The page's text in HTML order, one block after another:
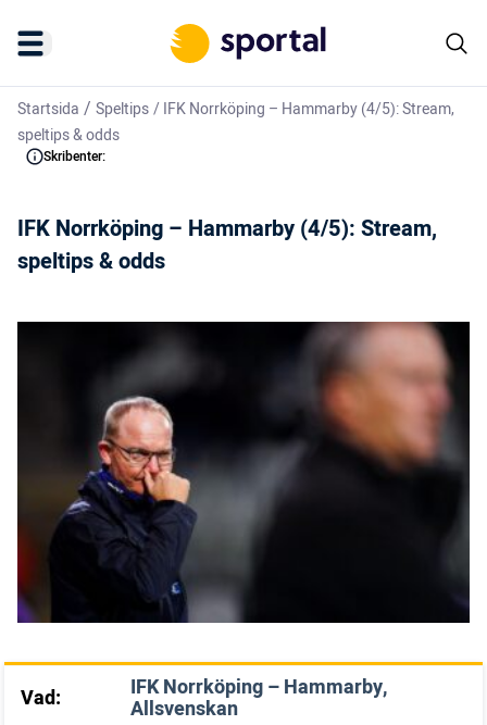
Startsida / Speltips/IFK Norrköping – Hammarby (4/5): Stream,
speltips & odds
Skribenter:
IFK Norrköping – Hammarby (4/5): Stream,
speltips & odds
Vad: IFK Norrköping – Hammarby,
Allsvenskan